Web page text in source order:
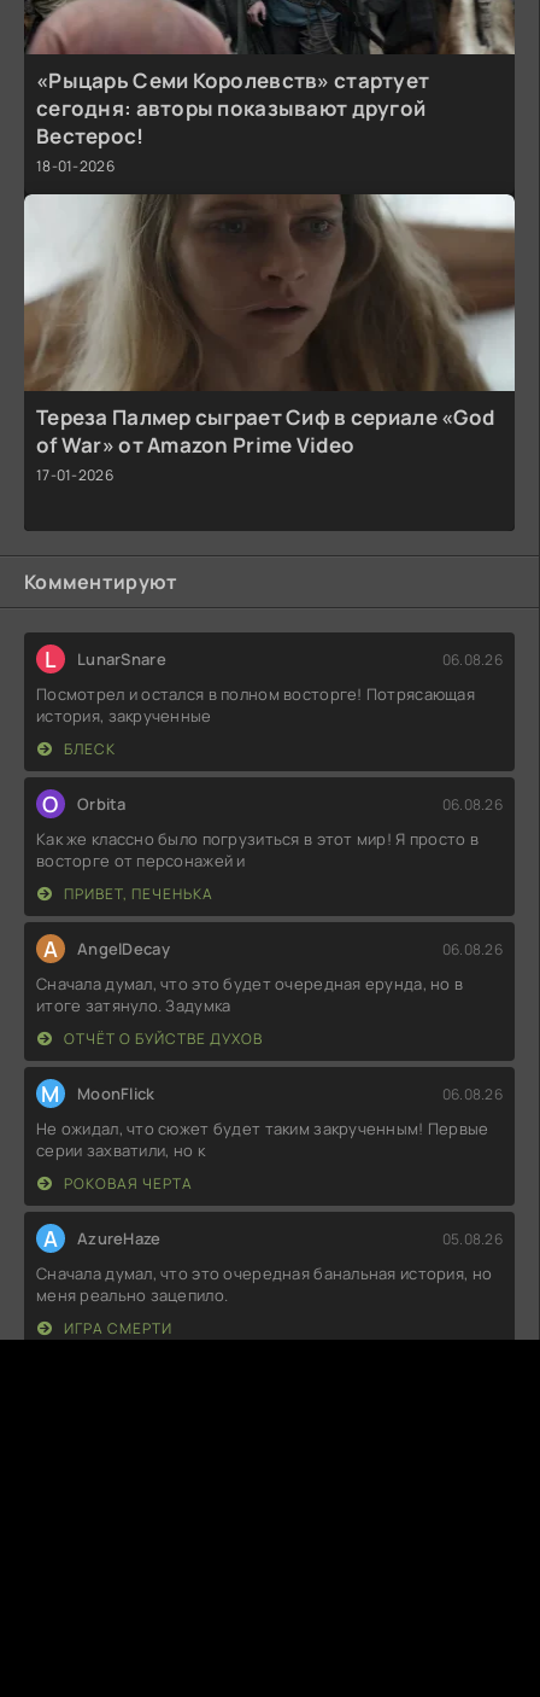
«Рыцарь Семи Королевств» стартует
сегодня: авторы показывают другой
Вестерос!
18-01-2026
Тереза Палмер сыграет Сиф в сериале «God
of War» от Amazon Prime Video
17-01-2026
Комментируют
L LunarSnare 06.08.26
Посмотрел и остался в полном восторге! Потрясающая
история, закрученные
БЛЕСК
O Orbita 06.08.26
Как же классно было погрузиться в этот мир! Я просто в
восторге от персонажей и
ПРИВЕТ, ПЕЧЕНЬКА
A AngelDecay 06.08.26
Сначала думал, что это будет очередная ерунда, но в
итоге затянуло. Задумка
ОТЧЁТ О БУЙСТВЕ ДУХОВ
M MoonFlick 06.08.26
Не ожидал, что сюжет будет таким закрученным! Первые
серии захватили, но к
РОКОВАЯ ЧЕРТА
A AzureHaze 05.08.26
Сначала думал, что это очередная банальная история, но
меня реально зацепило.
ИГРА СМЕРТИ